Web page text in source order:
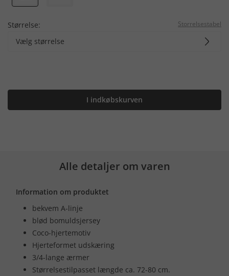
Størrelse: Storrelsestabel
Vælg størrelse
I indkøbskurven
Alle detaljer om varen
Information om produktet
bekvem A-linje
blød bomuldsjersey
Coco-hjertemotiv
Hjerteformet udskæring
3/4-lange ærmer
Størrelsestilpasset længde ca. 72-80 cm.